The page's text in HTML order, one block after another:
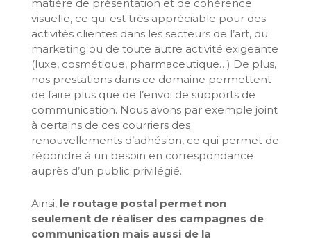
matière de présentation et de cohérence
visuelle, ce qui est très appréciable pour des
activités clientes dans les secteurs de l’art, du
marketing ou de toute autre activité exigeante
(luxe, cosmétique, pharmaceutique…) De plus,
nos prestations dans ce domaine permettent
de faire plus que de l’envoi de supports de
communication. Nous avons par exemple joint
à certains de ces courriers des
renouvellements d’adhésion, ce qui permet de
répondre à un besoin en correspondance
auprès d’un public privilégié.
Ainsi, le routage postal permet non
seulement de réaliser des campagnes de
communication mais aussi de la